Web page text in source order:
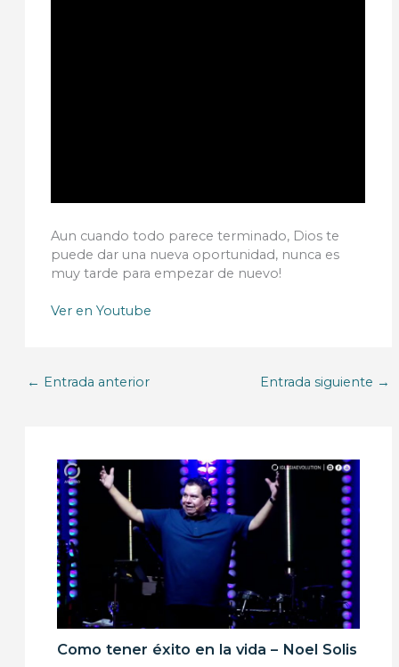
Aun cuando todo parece terminado, Dios te
puede dar una nueva oportunidad, nunca es
muy tarde para empezar de nuevo!
Ver en Youtube
← Entrada anterior Entrada siguiente →
Como tener éxito en la vida – Noel Solis